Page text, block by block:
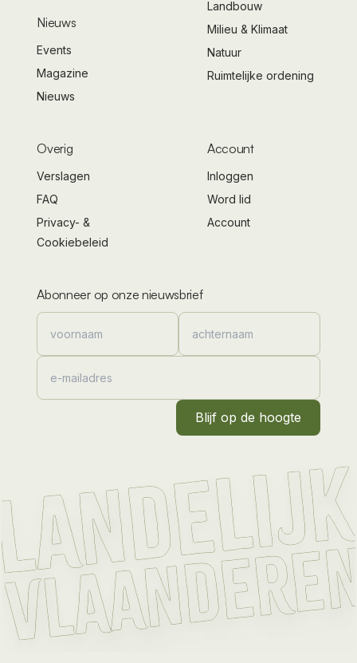
Nieuws
Events
Magazine
Nieuws
Landbouw
Milieu & Klimaat
Natuur
Ruimtelijke ordening
Overig
Verslagen
FAQ
Privacy- &
Cookiebeleid
Account
Inloggen
Word lid
Account
Abonneer op onze nieuwsbrief
Blijf op de hoogte